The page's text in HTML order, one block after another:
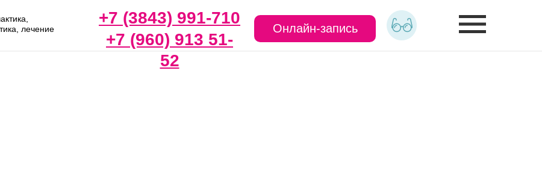
лечение
+7 (3843) 991-710
Онлайн-запись
+7 (960) 913 51-
52